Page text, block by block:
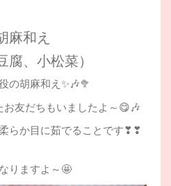
麻和え
、小松菜）
の胡麻和え✨🎶🥦
友だちもいましたよ～😋🎶
らか目に茹でることです❣❣
りますよ～🤩